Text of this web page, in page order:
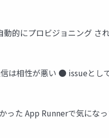
的にプロビジョニング さ
は相性が悪い ● issueとし
った App Runnerで気にな